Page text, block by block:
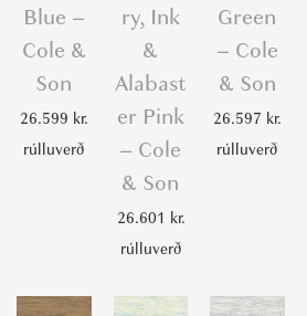
Blue –
Cole &
Son
26.599 kr.
rúlluverð
ry, Ink
&
Alabast
er Pink
– Cole
& Son
26.601 kr.
rúlluverð
Green
– Cole
& Son
26.597 kr.
rúlluverð